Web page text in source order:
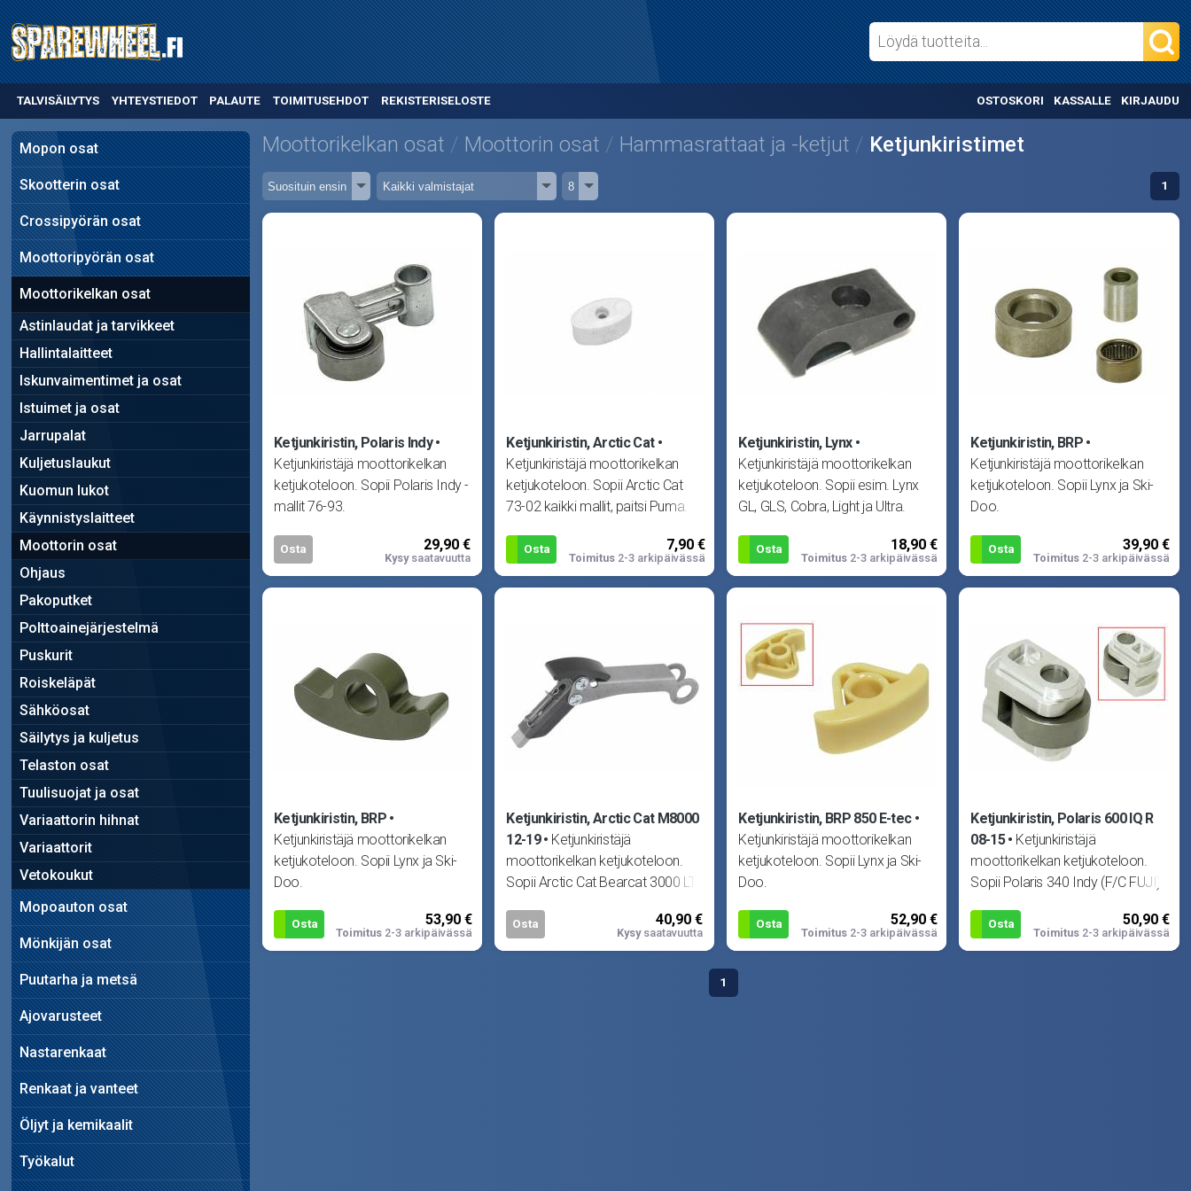
TALVISÄILYTYS YHTEYSTIEDOT PALAUTE TOIMITUSEHDOT REKISTERISELOSTE OSTOSKORI KASSALLE KIRJAUDU
Mopon osat
Skootterin osat
Crossipyörän osat
Moottoripyörän osat
Moottorikelkan osat
Astinlaudat ja tarvikkeet
Hallintalaitteet
Iskunvaimentimet ja osat
Istuimet ja osat
Jarrupalat
Kuljetuslaukut
Kuomun lukot
Käynnistyslaitteet
Moottorin osat
Ohjaus
Pakoputket
Polttoainejärjestelmä
Puskurit
Roiskeläpät
Sähköosat
Säilytys ja kuljetus
Telaston osat
Tuulisuojat ja osat
Variaattorin hihnat
Variaattorit
Vetokoukut
Mopoauton osat
Mönkijän osat
Puutarha ja metsä
Ajovarusteet
Nastarenkaat
Renkaat ja vanteet
Öljyt ja kemikaalit
Työkalut
Moottorikelkan osat Moottorin osat Hammasrattaat ja -ketjut Ketjunkiristimet
1
Ketjunkiristin, Polaris Indy
Ketjunkiristäjä moottorikelkan
ketjukoteloon. Sopii Polaris Indy -
mallit 76-93.
Osta 29,90 €
Kysysaatavuutta
Ketjunkiristin, Arctic Cat
Ketjunkiristäjä moottorikelkan
ketjukoteloon. Sopii Arctic Cat
73-02 kaikki mallit, paitsi Puma.
Osta 7,90 €
Toimitus2-3 arkipäivässä
Ketjunkiristin, Lynx
Ketjunkiristäjä moottorikelkan
ketjukoteloon. Sopii esim. Lynx
GL, GLS, Cobra, Light ja Ultra.
Osta 18,90 €
Toimitus2-3 arkipäivässä
Ketjunkiristin, BRP
Ketjunkiristäjä moottorikelkan
ketjukoteloon. Sopii Lynx ja Ski-
Doo.
Osta 39,90 €
Toimitus2-3 arkipäivässä
Ketjunkiristin, BRP
Ketjunkiristäjä moottorikelkan
ketjukoteloon. Sopii Lynx ja Ski-
Doo.
Osta 53,90 €
Toimitus 2-3 arkipäivässä
Ketjunkiristin, Arctic Cat M8000
12-19
Ketjunkiristäjä
moottorikelkan ketjukoteloon.
Sopii Arctic Cat Bearcat 3000 LT
Osta 40,90 €
Kysysaatavuutta
Ketjunkiristin, BRP 850 E-tec
Ketjunkiristäjä moottorikelkan
ketjukoteloon. Sopii Lynx ja Ski-
Doo.
Osta 52,90 €
Toimitus2-3 arkipäivässä
Ketjunkiristin, Polaris 600 IQ R
08-15
Ketjunkiristäjä
moottorikelkan ketjukoteloon.
Sopii Polaris 340 Indy (F/C FUJI)
Osta 50,90 €
Toimitus2-3 arkipäivässä
1